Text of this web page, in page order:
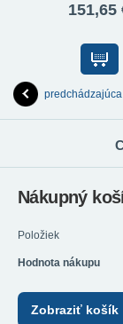
151,65
Nákupný
Položiek
Hodnota nákupu
Zobraziť košík